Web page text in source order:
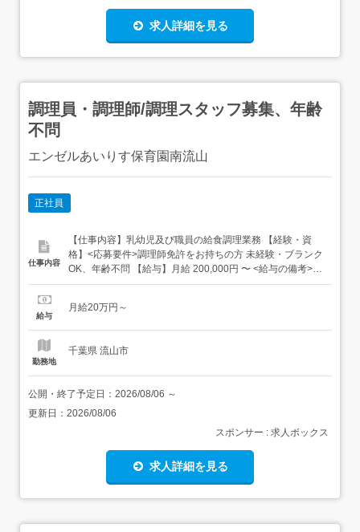
求人詳細を見る
調理員・調理師/調理スタッフ募集、年齢
不問
エンゼルあいりす保育園南流山
正社員
仕事内容
【仕事内容】乳幼児及び職員の給食調理業務 【経験・資
格】<応募要件>調理師免許をお持ちの方 未経験・ブランク
OK、年齢不問 【給与】月給 200,000円 〜 <給与の備考>
研修期間 3か月(条件変更なし) 研修期間=試用期間となりま
丁目10-1 【市区町村】流山市 【都道府県】千葉県 【最寄
給与
月給20万円～
勤務地
千葉県 流山市
公開・終了予定日： 2026/08/06 ～
更新日： 2026/08/06
スポンサー : 求人ボックス
求人詳細を見る